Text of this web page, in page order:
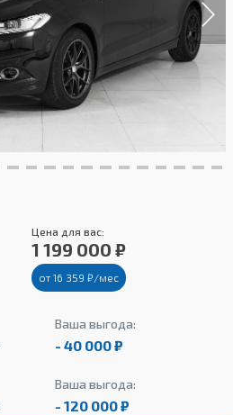
Цена для вас:
1 199 000 ₽
от 16 359 ₽/мес
Ваша выгода:
- 40 000 ₽
Ваша выгода:
- 120 000 ₽